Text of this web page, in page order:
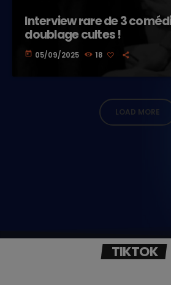
Interview rare de 3
doublage cultes !
today 05/09/2025 18
LOAD MORE
TIKTOK